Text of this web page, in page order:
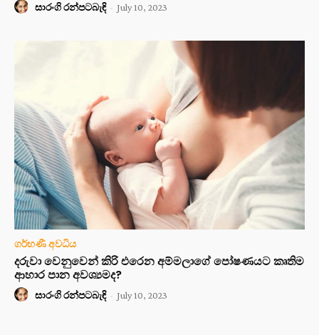
සාරංගි රන්පටබැඳි - July 10, 2023
ගර්භණී අවධිය
දරුවා වෙනුවෙන් කිරි එරෙන අම්මලාගේ පෝෂණයට කෘතිම
ආහාර පාන අවශ්‍යමද?
සාරංගි රන්පටබැඳි - July 10, 2023